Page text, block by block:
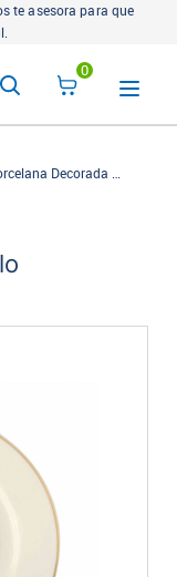
te asesora para que
0
Decorada